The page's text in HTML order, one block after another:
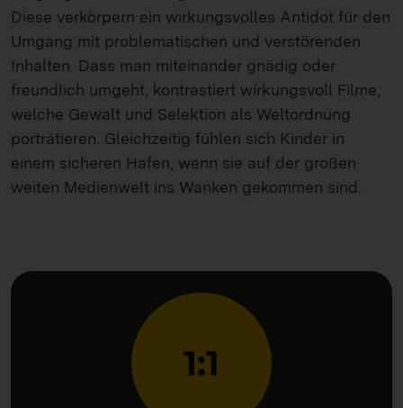
Diese verkörpern ein wirkungsvolles Antidot für den
Umgang mit problematischen und verstörenden
Inhalten. Dass man miteinander gnädig oder
freundlich umgeht, kontrastiert wirkungsvoll Filme,
welche Gewalt und Selektion als Weltordnung
porträtieren. Gleichzeitig fühlen sich Kinder in
einem sicheren Hafen, wenn sie auf der großen
weiten Medienwelt ins Wanken gekommen sind.